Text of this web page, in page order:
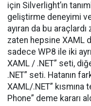
için Silverlight’ın
geliştirme deneyimi ve
ayıran da bu
zaten hepsine XAML
sadece WP8 ile iki
XAML / .NET” seti,
.NET” seti. Hatanın
XAML/.NET”
Phone” deme kararı